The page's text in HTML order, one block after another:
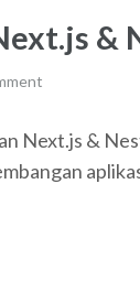
&
Next.js &